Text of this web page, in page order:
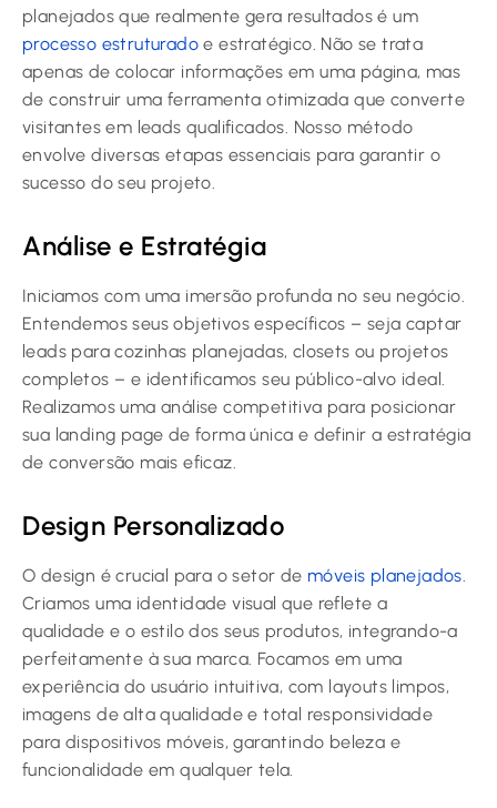
planejados que realmente gera resultados é um
processo estruturado e estratégico. Não se trata
apenas de colocar informações em uma página, mas
de construir uma ferramenta otimizada que converte
visitantes em leads qualificados. Nosso método
envolve diversas etapas essenciais para garantir o
sucesso do seu projeto.
Análise e Estratégia
Iniciamos com uma imersão profunda no seu negócio.
Entendemos seus objetivos específicos – seja captar
leads para cozinhas planejadas, closets ou projetos
completos – e identificamos seu público-alvo ideal.
Realizamos uma análise competitiva para posicionar
sua landing page de forma única e definir a estratégia
de conversão mais eficaz.
Design Personalizado
O design é crucial para o setor de móveis planejados
Criamos uma identidade visual que reflete a
qualidade e o estilo dos seus produtos, integrando-a
perfeitamente à sua marca. Focamos em uma
experiência do usuário intuitiva, com layouts limpos,
imagens de alta qualidade e total responsividade
para dispositivos móveis, garantindo beleza e
funcionalidade em qualquer tela.